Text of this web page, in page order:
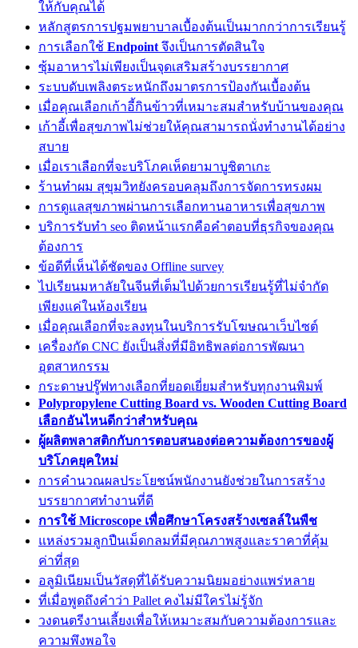
ให้กับคุณได้
หลักสูตรการปฐมพยาบาลเบื้องต้นเป็นมากกว่าการเรียนรู้
การเลือกใช้ Endpoint จึงเป็นการตัดสินใจ
ซุ้มอาหารไม่เพียงเป็นจุดเสริมสร้างบรรยากาศ
ระบบดับเพลิงตระหนักถึงมาตรการป้องกันเบื้องต้น
เมื่อคุณเลือกเก้าอี้กินข้าวที่เหมาะสมสำหรับบ้านของคุณ
เก้าอี้เพื่อสุขภาพไม่ช่วยให้คุณสามารถนั่งทำงานได้อย่าง
สบาย
เมื่อเราเลือกที่จะบริโภคเห็ดยามาบูชิตาเกะ
ร้านทำผม สุขุมวิทยังครอบคลุมถึงการจัดการทรงผม
การดูแลสุขภาพผ่านการเลือกทานอาหารเพื่อสุขภาพ
บริการรับทำ seo ติดหน้าแรกคือคำตอบที่ธุรกิจของคุณ
ต้องการ
ข้อดีที่เห็นได้ชัดของ Offline survey
ไปเรียนมหาลัยในจีนที่เต็มไปด้วยการเรียนรู้ที่ไม่จำกัด
เพียงแค่ในห้องเรียน
เมื่อคุณเลือกที่จะลงทุนในบริการรับโฆษณาเว็บไซต์
เครื่องกัด CNC ยังเป็นสิ่งที่มีอิทธิพลต่อการพัฒนา
อุตสาหกรรม
กระดาษปรู๊ฟทางเลือกที่ยอดเยี่ยมสำหรับทุกงานพิมพ์
Polypropylene Cutting Board vs. Wooden Cutting Board
เลือกอันไหนดีกว่าสำหรับคุณ
ผู้ผลิตพลาสติกกับการตอบสนองต่อความต้องการของผู้
บริโภคยุคใหม่
การคำนวณผลประโยชน์พนักงานยังช่วยในการสร้าง
บรรยากาศทำงานที่ดี
การใช้ Microscope เพื่อศึกษาโครงสร้างเซลล์ในพืช
แหล่งรวมลูกปืนเม็ดกลมที่มีคุณภาพสูงและราคาที่คุ้ม
ค่าที่สุด
อลูมิเนียมเป็นวัสดุที่ได้รับความนิยมอย่างแพร่หลาย
ที่เมื่อพูดถึงคำว่า Pallet คงไม่มีใครไม่รู้จัก
วงดนตรีงานเลี้ยงเพื่อให้เหมาะสมกับความต้องการและ
ความพึงพอใจ